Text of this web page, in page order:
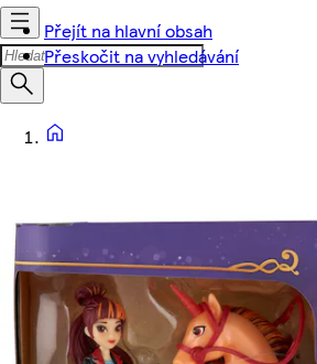
Přejít na hlavní obsah
Přeskočit na vyhledávání